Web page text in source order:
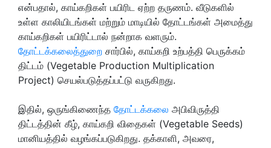
என்பதால், காய்கறிகள் பயிரிட ஏற்ற தருணம். வீடுகளில்
உள்ள காலியிடங்கள் மற்றும் மாடியில் தோட்டங்கள் அமைத்து
காய்கறிகள் பயிரிட்டால் நன்றாக வளரும்.
தோட்டக்கலைத்துறை சார்பில், காய்கறி உற்பத்தி பெருக்கம்
திட்டம் (Vegetable Production Multiplication
Project) செயல்படுத்தப்பட்டு வருகிறது.
இதில், ஒருங்கிணைந்த தோட்டக்கலை அபிவிருத்தி
திட்டத்தின் கீழ், காய்கறி விதைகள் (Vegetable Seeds)
மானியத்தில் வழங்கப்படுகிறது. தக்காளி, அவரை,